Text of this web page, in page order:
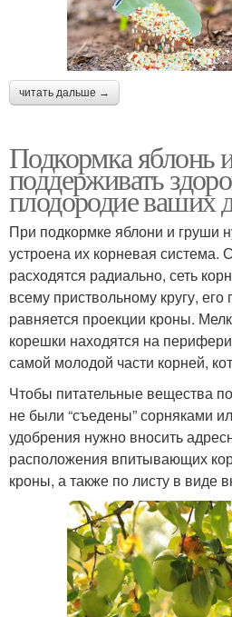
читать дальше →
Подкормка яблонь
поддерживать
плодородие ваших
При подкормке яблони и груши
устроена их корневая система.
расходятся радиально, сеть
всему приствольному кругу,
равняется проекции кроны.
корешки находятся на
самой молодой части корней,
Чтобы питательные вещества
не были “съедены” сорняками
удобрения нужно вносить
расположения впитывающих
кроны, а также по листу в виде